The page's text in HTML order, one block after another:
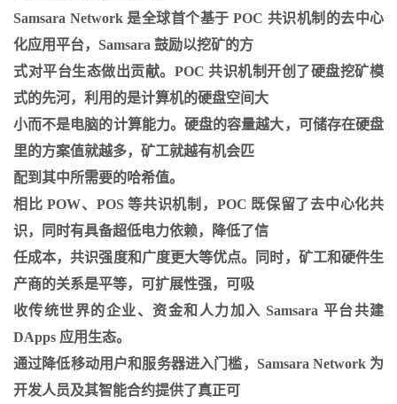
Samsara Network 是全球首个基于 POC 共识机制的去中心
化应用平台，Samsara 鼓励以挖矿的方
式对平台生态做出贡献。POC 共识机制开创了硬盘挖矿模
式的先河，利用的是计算机的硬盘空间大
小而不是电脑的计算能力。硬盘的容量越大，可储存在硬盘
里的方案值就越多，矿工就越有机会匹
配到其中所需要的哈希值。
相比 POW、POS 等共识机制，POC 既保留了去中心化共
识，同时有具备超低电力依赖，降低了信
任成本，共识强度和广度更大等优点。同时，矿工和硬件生
产商的关系是平等，可扩展性强，可吸
收传统世界的企业、资金和人力加入 Samsara 平台共建
DApps 应用生态。
通过降低移动用户和服务器进入门槛，Samsara Network 为
开发人员及其智能合约提供了真正可